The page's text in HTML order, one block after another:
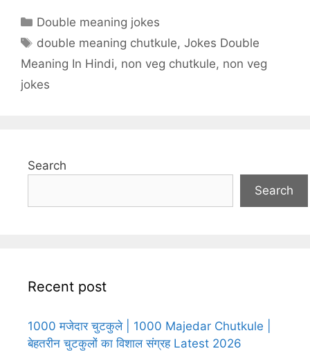
Categories
Double meaning jokes
Tags
double meaning chutkule,Jokes Double
Meaning In Hindi, non veg chutkule, non veg
jokes
Search
Search
Recent post
1000 मजेदार चुटकुले | 1000 Majedar Chutkule |
बेहतरीन चुटकुलों का विशाल संग्रह Latest 2026